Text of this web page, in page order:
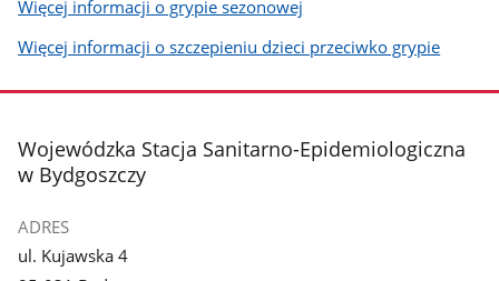
Więcej informacji o grypie sezonowej
Więcej informacji o szczepieniu dzieci przeciwko grypie
stopka
Wojewódzka Stacja Sanitarno-Epidemiologiczna
w Bydgoszczy
ADRES
ul. Kujawska 4